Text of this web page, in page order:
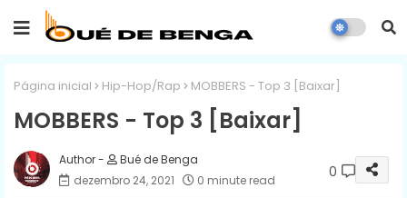
Página inicial Hip-Hop/Rap MOBBERS - Top 3 [Baixar]
MOBBERS - Top 3 [Baixar]
Bué de Benga
dezembro 24, 2021
0 minute read 0